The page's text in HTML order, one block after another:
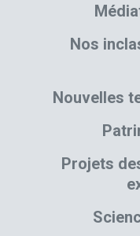
Nos
Nouvelles
Projets